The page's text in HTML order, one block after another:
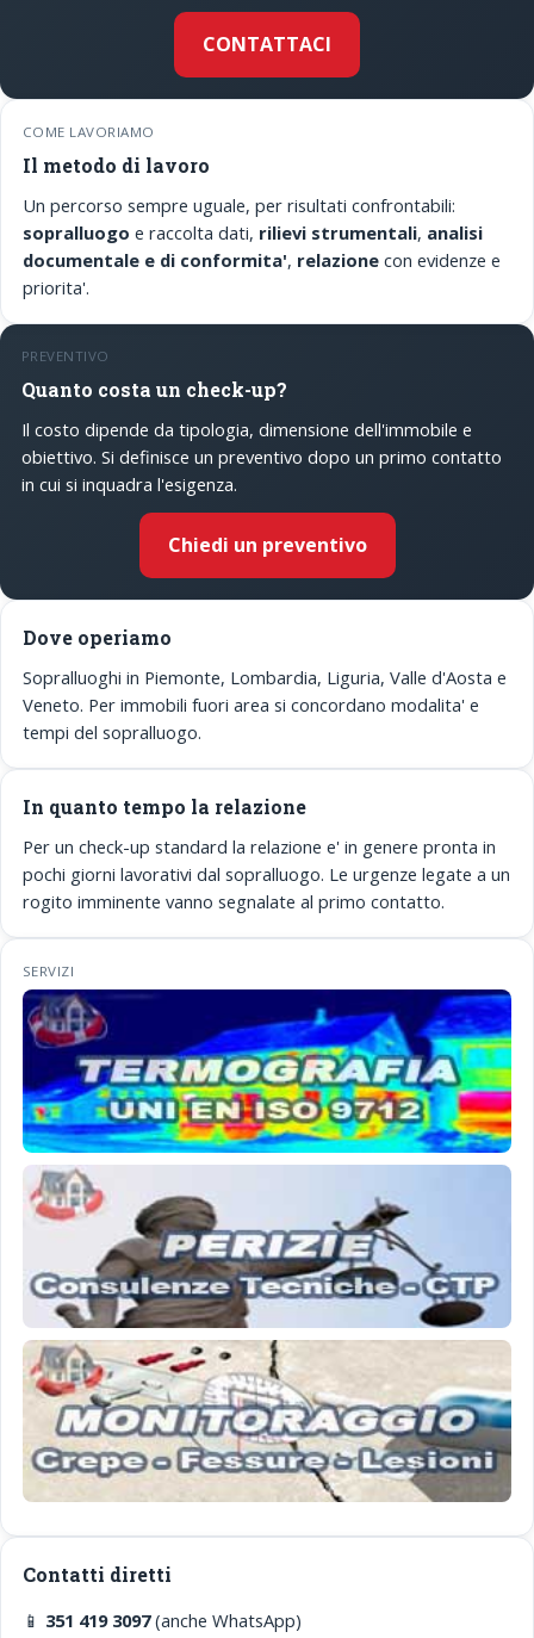
CONTATTACI
COME LAVORIAMO
Il metodo di lavoro
Un percorso sempre uguale, per risultati confrontabili:
sopralluogo e raccolta dati, rilievi strumentali, analisi
documentale e di conformita', relazione con evidenze e
priorita'.
PREVENTIVO
Quanto costa un check-up?
Il costo dipende da tipologia, dimensione dell'immobile e
obiettivo. Si definisce un preventivo dopo un primo contatto
in cui si inquadra l'esigenza.
Chiedi un preventivo
Dove operiamo
Sopralluoghi in Piemonte, Lombardia, Liguria, Valle d'Aosta e
Veneto. Per immobili fuori area si concordano modalita' e
tempi del sopralluogo.
In quanto tempo la relazione
Per un check-up standard la relazione e' in genere pronta in
pochi giorni lavorativi dal sopralluogo. Le urgenze legate a un
rogito imminente vanno segnalate al primo contatto.
SERVIZI
Contatti diretti
📱 351 419 3097(anche WhatsApp)